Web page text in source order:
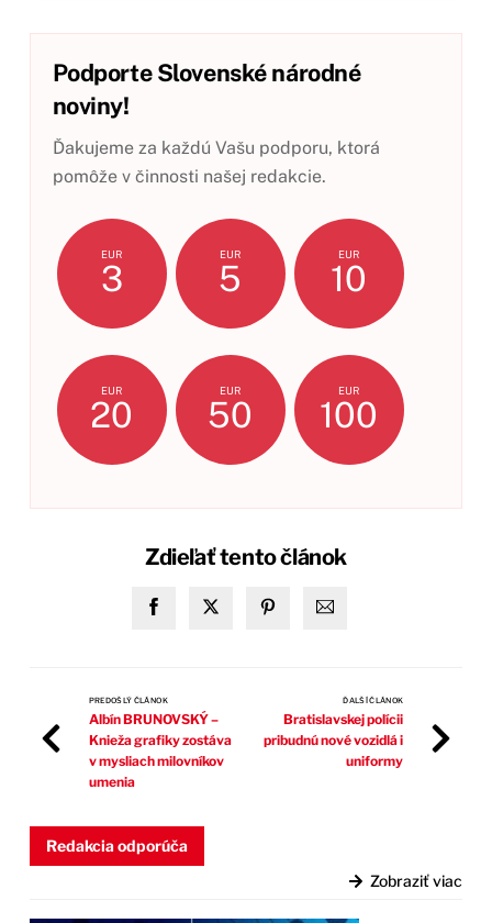
Podporte Slovenské národné
noviny!
Ďakujeme za každú Vašu podporu, ktorá
pomôže v činnosti našej redakcie.
EUR
3
EUR
5
EUR
10
EUR
20
EUR
50
EUR
100
Zdieľať tento článok
PREDOŠLÝ ČLÁNOK
Albín BRUNOVSKÝ –
Knieža grafiky zostáva
v mysliach milovníkov
umenia
ĎALŠÍ ČLÁNOK
Bratislavskej polícii
pribudnú nové vozidlá i
uniformy
Redakcia odporúča
Zobraziť viac